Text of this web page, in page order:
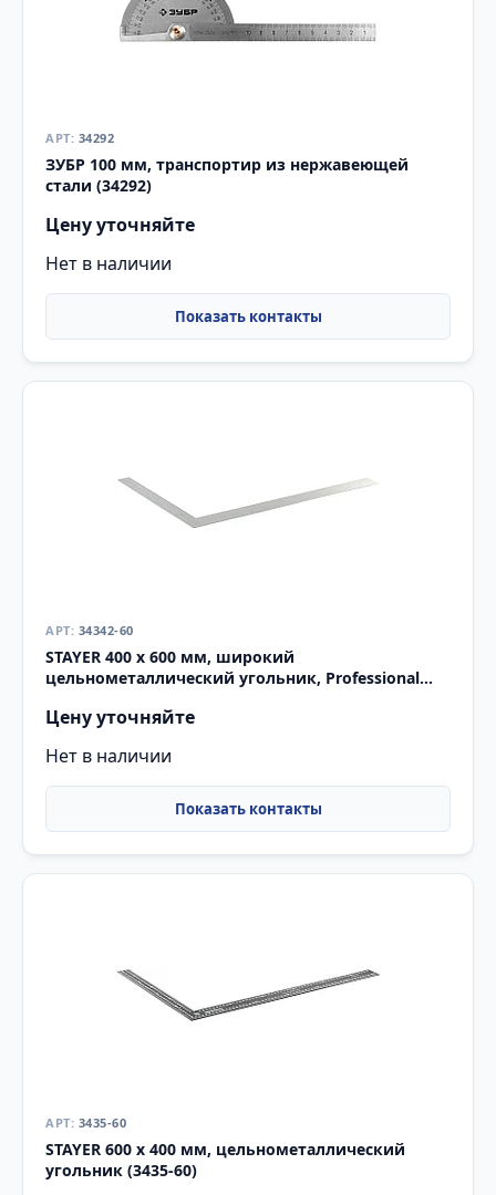
34292
ЗУБР 100 мм, транспортир из нержавеющей
стали (34292)
Цену уточняйте
Нет в наличии
34342-60
STAYER 400 х 600 мм, широкий
цельнометаллический угольник, Professional
Цену уточняйте
Нет в наличии
3435-60
STAYER 600 х 400 мм, цельнометаллический
угольник (3435-60)